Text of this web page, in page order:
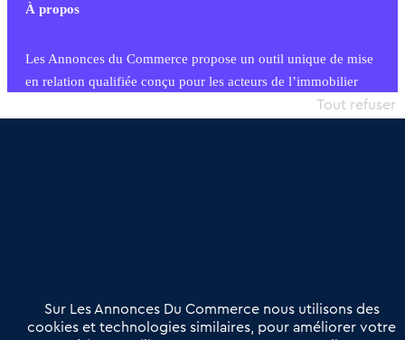
À propos
Les Annonces du Commerce propose un outil unique de mise
en relation qualifiée conçu pour les acteurs de l’immobilier
commercial et les collectivités territoriales, simple et intégrant
Offres Pro
Actualités
Qui sommes nous ?
Sur Les Annonces Du Commerce nous utilisons des
cookies et technologies similaires, pour améliorer votre
Tout refuser